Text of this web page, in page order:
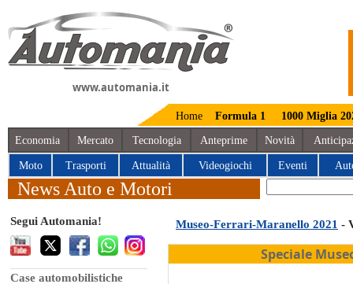
www.automania.it
Home Formula 1 1000 Miglia
Economia Mercato Tecnologia Anteprime Novità
Moto Trasporti Attualità Videogiochi Eventi
News Auto e Motori
Segui Automania!
Case automobilistiche
Museo-Ferrari-Maranello 2021 -
Speciale